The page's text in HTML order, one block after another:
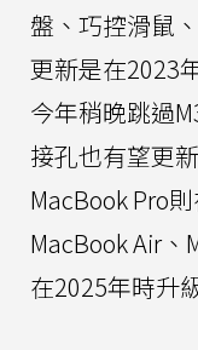
盤、巧控滑鼠
更新是在2023
今年稍晚跳過
接孔也有望更
MacBook Pro
MacBook Air、
在2025年時升